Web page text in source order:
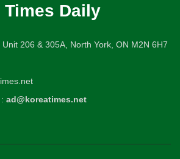
Times Daily
206 & 305A, North York, ON M2N 6H7
ad@koreatimes.net